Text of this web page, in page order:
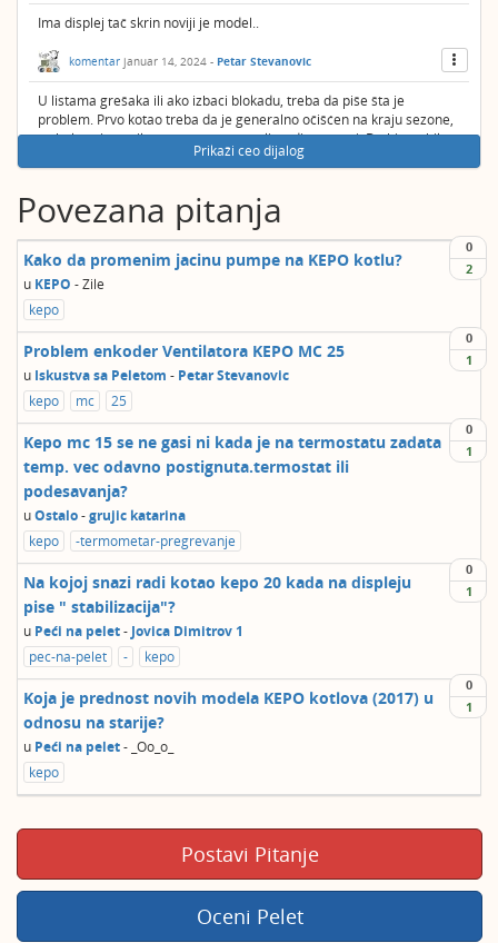
Ima displej tač skrin noviji je model..
komentar januar 14, 2024 - Petar Stevanovic
U listama grešaka ili ako izbaci blokadu, treba da piše šta je
problem. Prvo kotao treba da je generalno očišćen na kraju sezone,
turbulatori, ventilator, presostat, upaljač, dimne cevi. Da bi sve bilo
ok u toku sezone. Treba proveriti dal ubacuje više peleta na prvom
komentar januar 14, 2024 - Boban12
Očišćeno je sve u fulu i opet zeza, na dnu tacne ostaje gomila nekog
crnog peleta koji nije sagoreo i koji se jedva očisti...
Ne znam u čemu je problem ali verovatno zagog toga neće da upali..
komentar februar 2, 2024 - Petar Stevanovic
Prikaži ceo dijalog
Povezana pitanja
0
2
Kako da promenim jacinu pumpe na KEPO kotlu?
u KEPO -Zile
kepo
0
1
Problem enkoder Ventilatora KEPO MC 25
u Iskustva sa Peletom - Petar Stevanovic
kepo
mc 25
0
1
Kepo mc 15 se ne gasi ni kada je na termostatu zadata
temp. vec odavno postignuta.termostat ili
podesavanja?
uOstalo-grujic katarina
kepo
-termometar-pregrevanje
0
1
Na kojoj snazi radi kotao kepo 20 kada na displeju
pise " stabilizacija"?
u Peći na pelet- Jovica Dimitrov 1
pec-na-pelet
- kepo
0
1
Koja je prednost novih modela KEPO kotlova (2017) u
odnosu na starije?
u Peći na pelet- _Oo_o_
kepo
Postavi Pitanje
Oceni Pelet